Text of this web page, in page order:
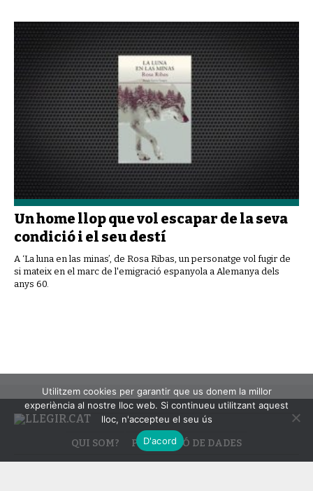
Un home llop que vol escapar de la seva
condició i el seu destí
A ‘La luna en las minas’, de Rosa Ribas, un personatge vol fugir de
si mateix en el marc de l'emigració espanyola a Alemanya dels
anys 60.
QUI SOM? PROTECCIÓ DE DADES
Utilitzem cookies per garantir que us donem la millor
experiència al nostre lloc web. Si continueu utilitzant aquest
lloc, n'accepteu el seu ús
D'acord